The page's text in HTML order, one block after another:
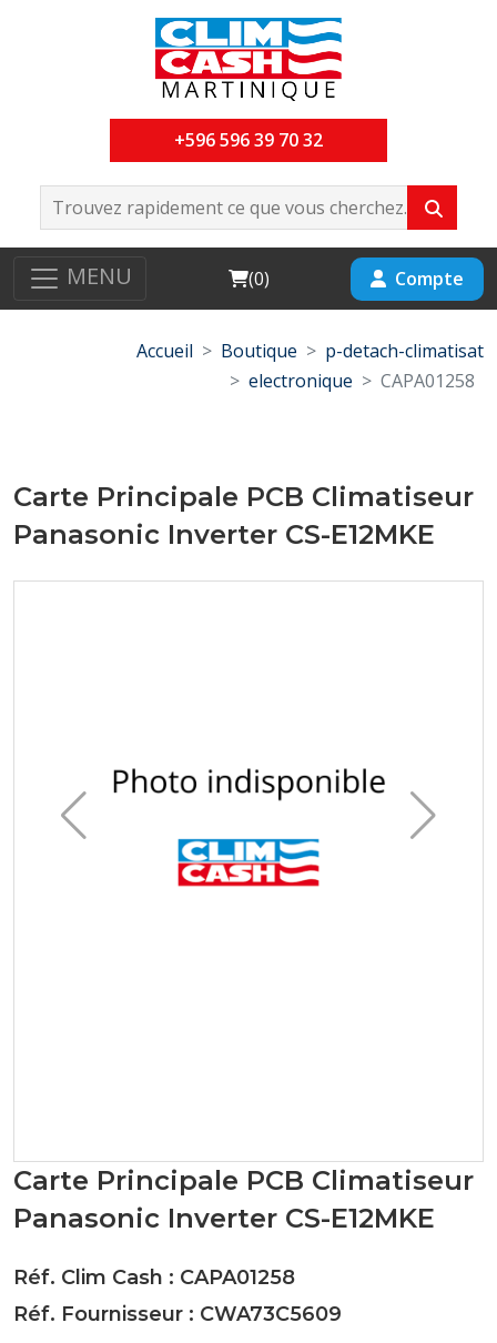
+596 596 39 70 32
MENU Cart
(0) Compte
Accueil Boutique
p-detach-climatisat
electronique
CAPA01258
Carte Principale PCB Climatiseur
Panasonic Inverter CS-E12MKE
Carte Principale PCB Climatiseur
Panasonic Inverter CS-E12MKE
Réf. Clim Cash : CAPA01258
Réf. Fournisseur : CWA73C5609